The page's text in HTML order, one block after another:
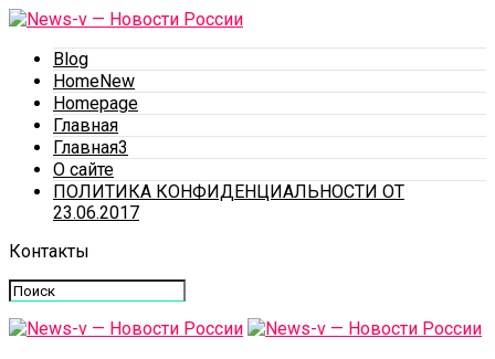
Blog
HomeNew
Homepage
Главная
Главная3
О сайте
ПОЛИТИКА КОНФИДЕНЦИАЛЬНОСТИ ОТ
23.06.2017
Контакты